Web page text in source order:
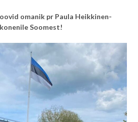
omanik pr Paula Heikkinen-
Soomest!